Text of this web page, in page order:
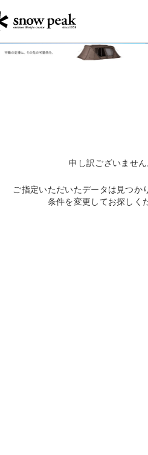
申し訳ございません
ご指定いただいたデータは見つか
条件を変更してお探しく